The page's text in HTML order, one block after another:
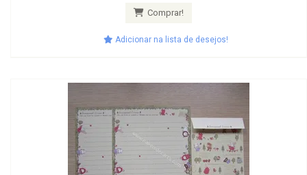
Comprar!
Adicionar na lista de desejos!